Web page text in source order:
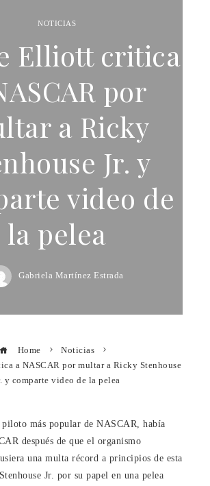
NOTICIAS
Elliott critica
por
a Ricky
Jr. y
video de
la pelea
Gabriela Martínez Estrada
Home
Noticias
a NASCAR por multar a Ricky Stenhouse
y comparte video de la pelea
más popular de NASCAR, había
después de que el organismo
una multa récord a principios de esta
Jr. por su papel en una pelea